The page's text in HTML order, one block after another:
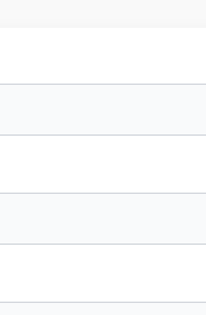
et
CLASSEMENTS